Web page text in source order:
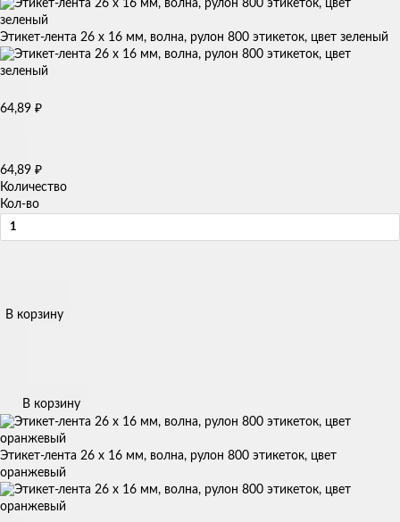
Этикет-лента 26 х 16 мм, волна, рулон 800 этикеток, цвет зеленый
64,89 ₽
64,89 ₽
Количество
Кол-во
В корзину
В корзину
Этикет-лента 26 х 16 мм, волна, рулон 800 этикеток, цвет
оранжевый